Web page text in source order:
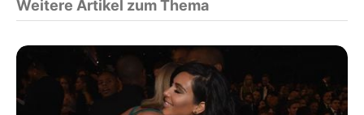
Weitere Artikel zum Thema